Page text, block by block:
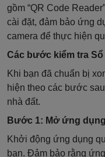
gồm “QR Code
cài đặt, đảm bảo ứng
camera để thực hiện
Các bước kiểm tra
Khi bạn đã chuẩn bị
hiện theo các bước
nhà đất.
Bước 1: Mở ứng
Khởi động ứng dụng
bạn. Đảm bảo rằng